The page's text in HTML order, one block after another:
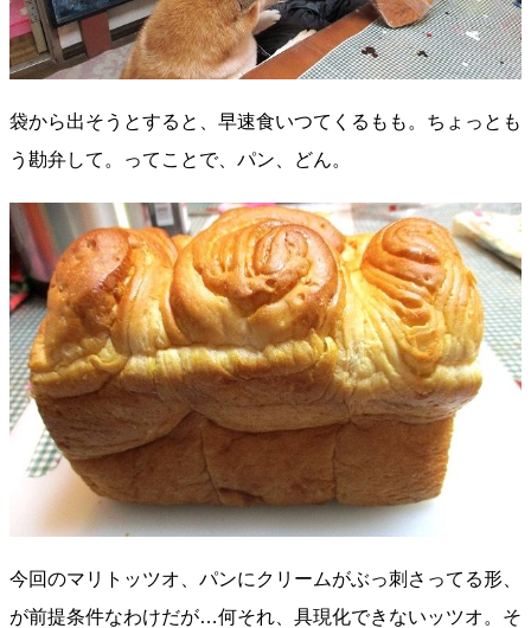
袋から出そうとすると、早速食いつてくるもも。ちょっとも
う勘弁して。ってことで、パン、どん。
今回のマリトッツオ、パンにクリームがぶっ刺さってる形、
が前提条件なわけだが…何それ、具現化できないッツオ。そ